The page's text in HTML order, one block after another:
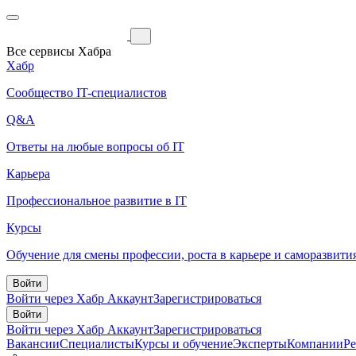
Все сервисы Хабра
Хабр
Сообщество IT-специалистов
Q&A
Ответы на любые вопросы об IT
Карьера
Профессиональное развитие в IT
Курсы
Обучение для смены профессии, роста в карьере и
Войти
Войти через Хабр АккаунтЗарегистрироваться
Войти
Войти через Хабр АккаунтЗарегистрироваться
ВакансииСпециалистыКурсы и обучениеЭкспертыКомпании